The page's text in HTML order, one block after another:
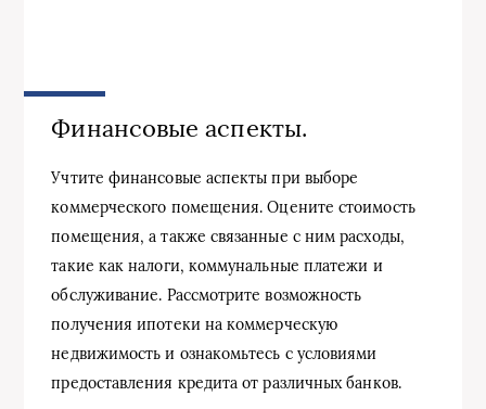
Финансовые аспекты.
Учтите финансовые аспекты при выборе
коммерческого помещения. Оцените стоимость
помещения, а также связанные с ним расходы,
такие как налоги, коммунальные платежи и
обслуживание. Рассмотрите возможность
получения ипотеки на коммерческую
недвижимость и ознакомьтесь с условиями
предоставления кредита от различных банков.